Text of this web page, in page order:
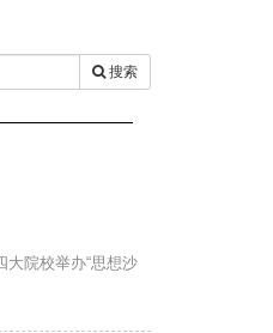
搜索
院校举办“思想沙